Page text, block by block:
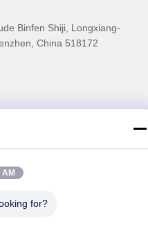
Binfen Shiji, Longxiang-
China 518172
| Gute Qualität Chinas LED-
for?